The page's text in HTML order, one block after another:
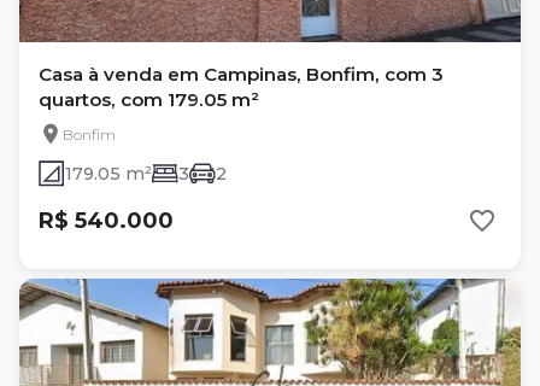
Casa à venda em Campinas, Bonfim, com 3
quartos, com 179.05 m²
Bonfim
179.05 m² 3 2
R$ 540.000